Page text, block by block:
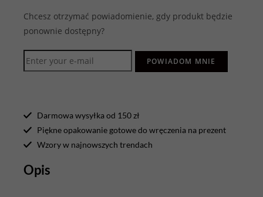
Chcesz otrzymać powiadomienie, gdy produkt będzie
ponownie dostępny?
POWIADOM MNIE
Darmowa wysyłka od 150 zł
Piękne opakowanie gotowe do wręczenia na prezent
Wzory w najnowszych trendach
Opis